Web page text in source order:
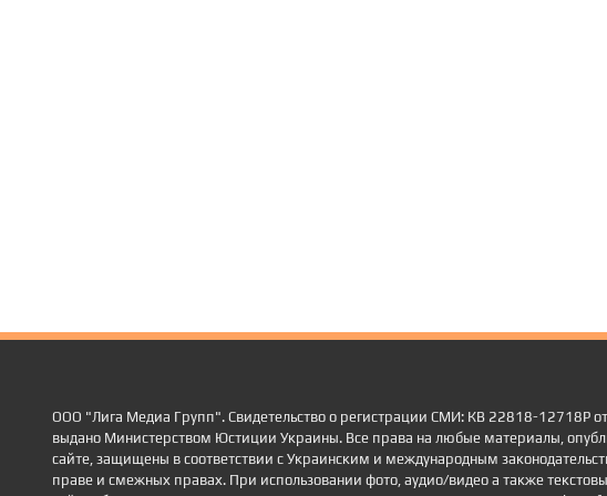
ООО "Лига Медиа Групп". Свидетельство о регистрации СМИ: КВ 22818-12718Р
выдано Министерством Юстиции Украины. Все права на любые материалы,
сайте, защищены в соответствии с Украинским и международным
праве и смежных правах. При использовании фото, аудио/видео а также